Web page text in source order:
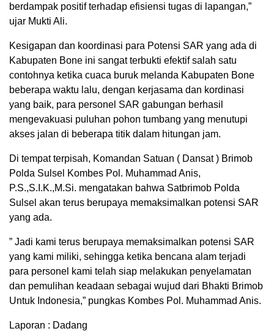
berdampak positif terhadap efisiensi tugas di lapangan,”
ujar Mukti Ali.
Kesigapan dan koordinasi para Potensi SAR yang ada di
Kabupaten Bone ini sangat terbukti efektif salah satu
contohnya ketika cuaca buruk melanda Kabupaten Bone
beberapa waktu lalu, dengan kerjasama dan kordinasi
yang baik, para personel SAR gabungan berhasil
mengevakuasi puluhan pohon tumbang yang menutupi
akses jalan di beberapa titik dalam hitungan jam.
Di tempat terpisah, Komandan Satuan ( Dansat ) Brimob
Polda Sulsel Kombes Pol. Muhammad Anis,
P.S.,S.I.K.,M.Si. mengatakan bahwa Satbrimob Polda
Sulsel akan terus berupaya memaksimalkan potensi SAR
yang ada.
” Jadi kami terus berupaya memaksimalkan potensi SAR
yang kami miliki, sehingga ketika bencana alam terjadi
para personel kami telah siap melakukan penyelamatan
dan pemulihan keadaan sebagai wujud dari Bhakti Brimob
Untuk Indonesia,” pungkas Kombes Pol. Muhammad Anis.
Laporan : Dadang